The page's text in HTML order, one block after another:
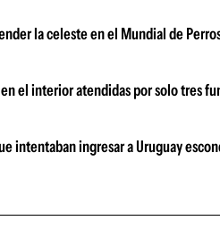
la celeste en el Mundial de
el interior atendidas por solo tres
intentaban ingresar a Uruguay